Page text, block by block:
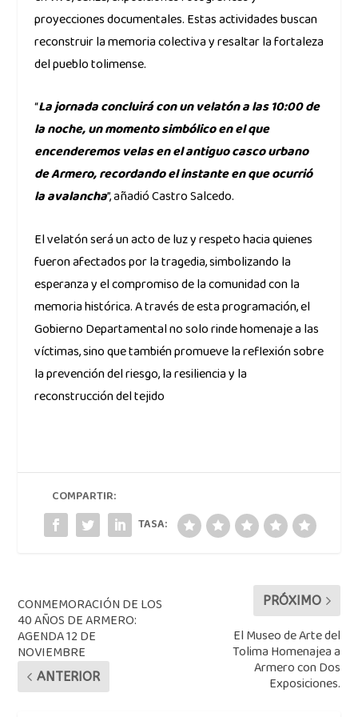
proyecciones documentales. Estas actividades buscan
reconstruir la memoria colectiva y resaltar la fortaleza
del pueblo tolimense.
“La jornada concluirá con un velatón a las 10:00 de
la noche, un momento simbólico en el que
encenderemos velas en el antiguo casco urbano
de Armero, recordando el instante en que ocurrió
la avalancha”, añadió Castro Salcedo.
El velatón será un acto de luz y respeto hacia quienes
fueron afectados por la tragedia, simbolizando la
esperanza y el compromiso de la comunidad con la
memoria histórica. A través de esta programación, el
Gobierno Departamental no solo rinde homenaje a las
víctimas, sino que también promueve la reflexión sobre
la prevención del riesgo, la resiliencia y la
reconstrucción del tejido
COMPARTIR:
TASA:
CONMEMORACIÓN DE LOS
40 AÑOS DE ARMERO:
AGENDA 12 DE
NOVIEMBRE
ANTERIOR
PRÓXIMO
El Museo de Arte del
Tolima Homenajea a
Armero con Dos
Exposiciones.